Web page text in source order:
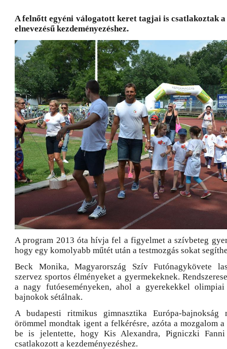
A felnőtt egyéni válogatott keret tagjai is csatlakoztak
elnevezésű kezdeményezéshez.
A program 2013 óta hívja fel a figyelmet a szívbeteg
hogy egy komolyabb műtét után a testmozgás sokat
Beck Monika, Magyarország Szív Futónagykövete
szervez sportos élményeket a gyermekeknek.
a nagy futóeseményeken, ahol a gyerekekkel
bajnokok sétálnak.
A budapesti ritmikus gimnasztika Európa-bajnokság
örömmel mondtak igent a felkérésre, azóta a mozgalom
be is jelentette, hogy Kis Alexandra, Pigniczki
csatlakozott a kezdeményezéshez.